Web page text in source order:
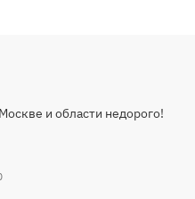
и области недорого!